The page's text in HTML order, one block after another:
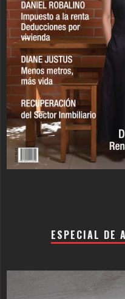
ESPECIAL DE